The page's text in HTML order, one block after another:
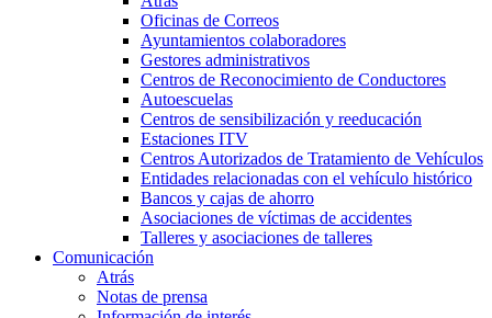
Oficinas de Correos
Ayuntamientos colaboradores
Gestores administrativos
Centros de Reconocimiento de Conductores
Autoescuelas
Centros de sensibilización y reeducación
Estaciones ITV
Centros Autorizados de Tratamiento de Vehículos
Entidades relacionadas con el vehículo histórico
Bancos y cajas de ahorro
Asociaciones de víctimas de accidentes
Talleres y asociaciones de talleres
Comunicación
Atrás
Notas de prensa